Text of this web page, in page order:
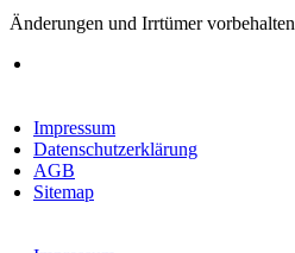
Änderungen und Irrtümer vorbehalten
Impressum
Datenschutzerklärung
AGB
Sitemap